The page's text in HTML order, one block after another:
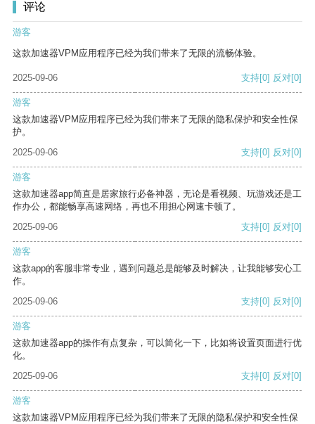
评论
游客
这款加速器VPM应用程序已经为我们带来了无限的流畅体验。
2025-09-06 支持[0] 反对[0]
游客
这款加速器VPM应用程序已经为我们带来了无限的隐私保护和安全性保
护。
2025-09-06
支持[0] 反对[0]
游客
这款加速器app简直是居家旅行必备神器，无论是看视频、玩游戏还是工
作办公，都能畅享高速网络，再也不用担心网速卡顿了。
2025-09-06
支持[0] 反对[0]
游客
这款app的客服非常专业，遇到问题总是能够及时解决，让我能够安心工
作。
2025-09-06
支持[0] 反对[0]
游客
这款加速器app的操作有点复杂，可以简化一下，比如将设置页面进行优
化。
2025-09-06
支持[0] 反对[0]
游客
这款加速器VPM应用程序已经为我们带来了无限的隐私保护和安全性保